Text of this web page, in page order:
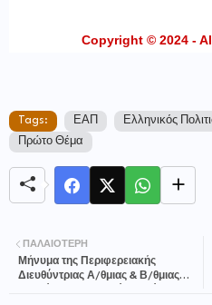
Copyright © 2024 -
Tags: ΕΑΠ Ελληνικός
Πρώτο Θέμα
ΠΑΛΑΙΌΤΕΡΗ
Μήνυμα της Περιφερειακής
Διευθύντριας Α/θμιας & Β/θμιας